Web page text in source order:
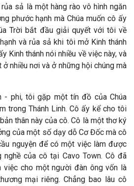
sả là một hàng rào vô hình ngăn
phước hạnh mà Chúa muốn cô ấy
Trời bắt đầu giải quyết với tôi về
và rủa sả khi tôi mở Kinh thánh
Kinh thánh nói nhiều về việc này, và
nhiều nơi và ở những hội chúng mà
- phi, tôi gặp một tín đồ của Chúa
trong Thánh Linh. Cô ấy kể cho tôi
thân này của cô. Cô là một thơ ký
của một số dạy dỗ Cơ Đốc mà cô
nguyện để có một việc làm được
của cô tại Cavo Town. Cô đã
việc cho một người đàn ông vốn là
mại riêng. Chẳng bao lâu cô